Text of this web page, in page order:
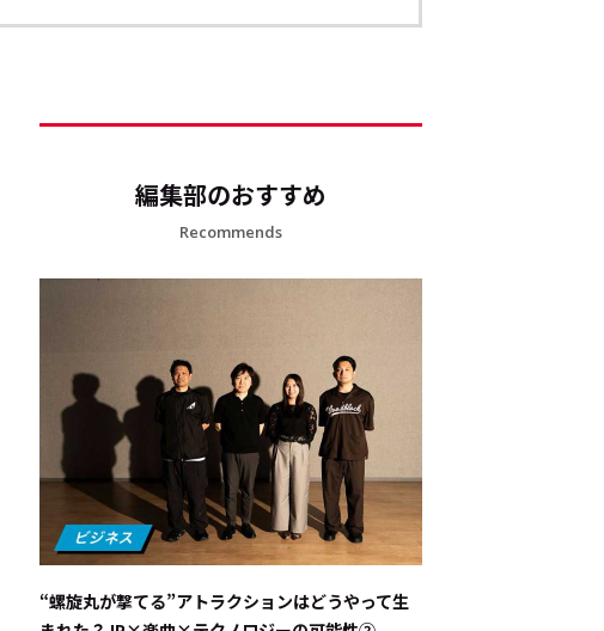
編集部のおすすめ
Recommends
“螺旋丸が撃てる”アトラクションはどうやって生